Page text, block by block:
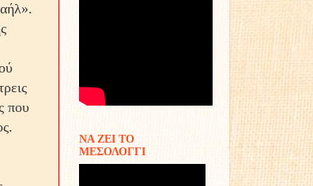
που
ΝΑ ΖΕΙ ΤΟ
ΜΕΣΟΛΟΓΓΙ